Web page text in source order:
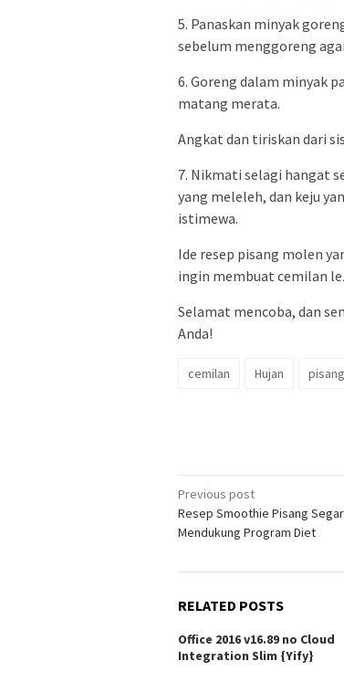
5. Panaskan minyak
sebelum menggoreng
6. Goreng dalam minyak
matang merata.
Angkat dan tiriskan dari
7. Nikmati selagi hangat
yang meleleh, dan keju
istimewa.
Ide resep pisang molen
ingin membuat cemilan
Selamat mencoba, dan
Anda!
cemilan Hujan
Post
navigation
Previous post
Resep Smoothie Pisang Segar
Mendukung Program Diet
RELATED POSTS
Office 2016 v16.89 no Cloud
Integration Slim {Yify}